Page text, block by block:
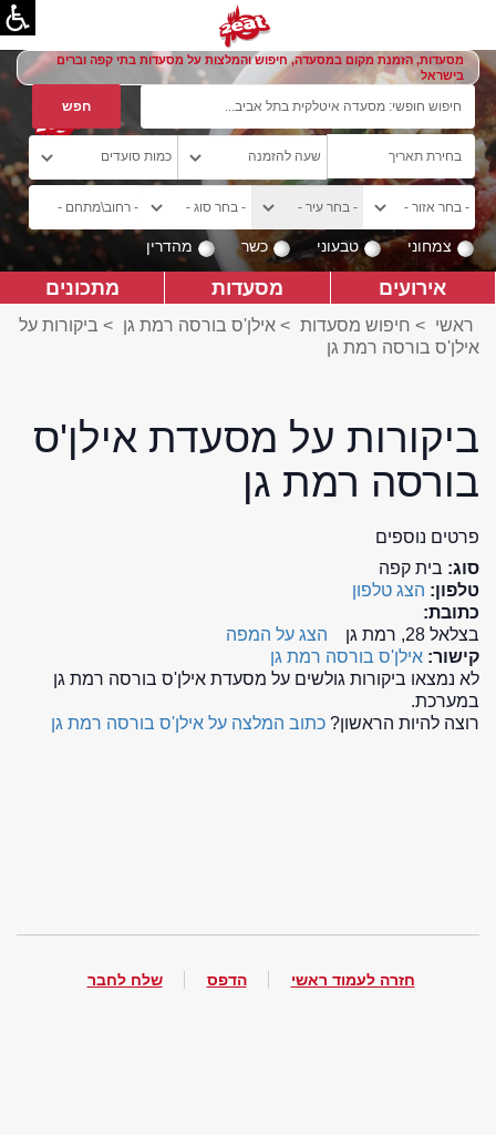
מסעדות, הזמנת מקום במסעדה, חיפוש והמלצות על מסעדות בתי קפה וברים
בישראל
צמחוני טבעוני כשר מהדרין
אירועים מסעדות מתכונים
ראשי > חיפוש מסעדות > אילן'ס בורסה רמת גן > ביקורות על
אילן'ס בורסה רמת גן
ביקורות על מסעדת אילן'ס
בורסה רמת גן
פרטים נוספים
סוג: בית קפה
טלפון: הצג טלפון
כתובת:
בצלאל 28, רמת גן
הצג על המפה
קישור: אילן'ס בורסה רמת גן
לא נמצאו ביקורות גולשים על מסעדת אילן'ס בורסה רמת גן
במערכת.
רוצה להיות הראשון? כתוב המלצה על אילן'ס בורסה רמת גן
חזרה לעמוד ראשי הדפס שלח לחבר